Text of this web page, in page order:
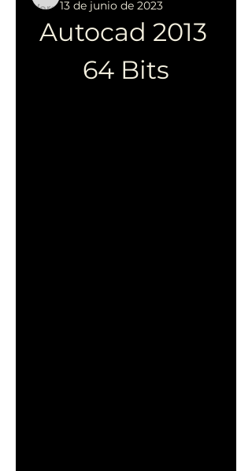
13 de junio de 2023
Autocad 2013
64 Bits